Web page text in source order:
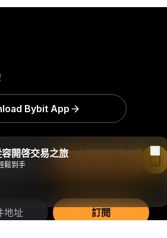
關鍵洞察與分析：立即訂閱我們的電
存在風險，包括損失所有投資金額的
合所有人。
訂閱
Bybit App
開啓交易之旅
鬆到手